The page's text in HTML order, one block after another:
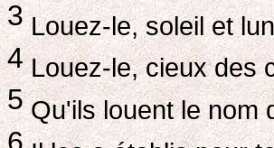
3Louez-le, soleil et
4Louez-le, cieux des
5Qu'ils louent le nom